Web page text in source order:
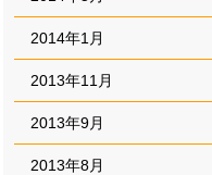
2014年1月
2013年11月
2013年9月
2013年8月